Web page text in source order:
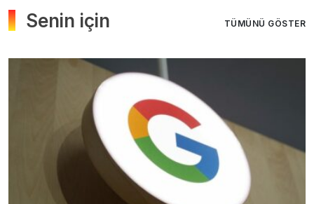
Senin için TÜMÜNÜ GÖSTER